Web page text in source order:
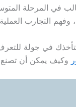
في المرحلة
التجارب
في جولة
وكيف يمكن أن